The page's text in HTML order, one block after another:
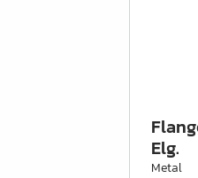
Elg.
Metal